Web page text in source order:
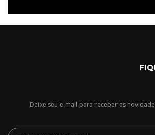
Deixe seu e-mail para receber as